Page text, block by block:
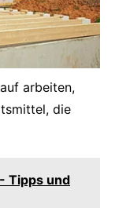
arbeiten,
die
Tipps und